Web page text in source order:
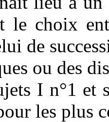
le choix
de
ou des
I n°1 et
les plus